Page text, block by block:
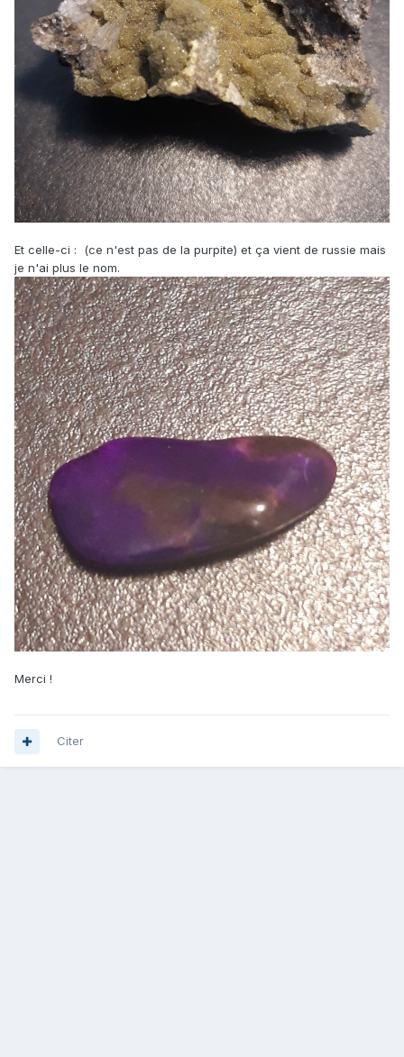
Et celle-ci : (ce n'est pas de la purpite) et ça vient de russie mais
je n'ai plus le nom.
Merci !
Citer